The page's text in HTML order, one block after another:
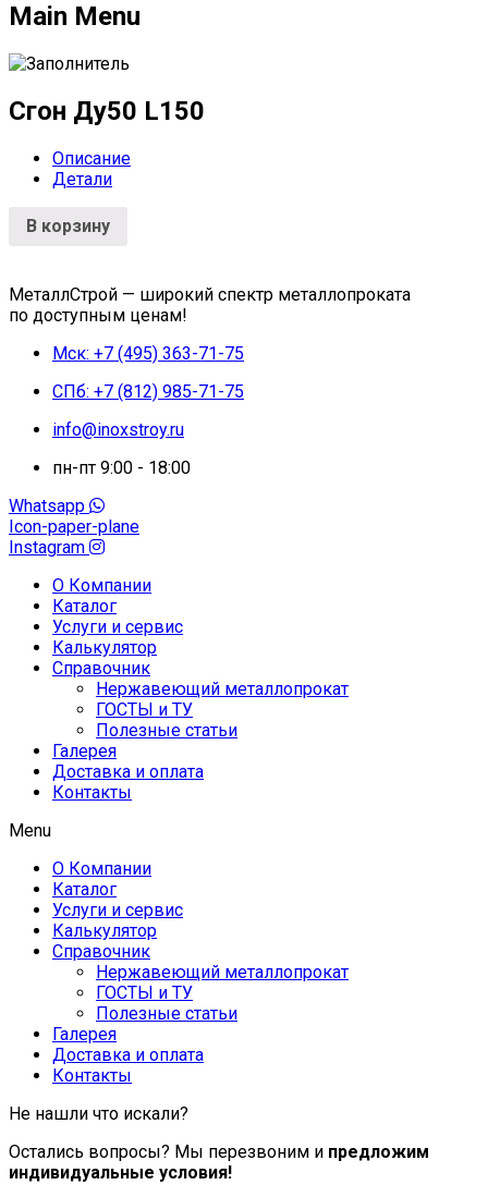
Main Menu
Сгон Ду50 L150
Описание
Детали
В корзину
МеталлСтрой — широкий спектр металлопроката
по доступным ценам!
Мск: +7 (495) 363-71-75
СПб: +7 (812) 985-71-75
info@inoxstroy.ru
пн-пт 9:00 - 18:00
Whatsapp
Icon-paper-plane
Instagram
О Компании
Каталог
Услуги и сервис
Калькулятор
Справочник
Нержавеющий металлопрокат
ГОСТЫ и ТУ
Полезные статьи
Галерея
Доставка и оплата
Контакты
Menu
О Компании
Каталог
Услуги и сервис
Калькулятор
Справочник
Нержавеющий металлопрокат
ГОСТЫ и ТУ
Полезные статьи
Галерея
Доставка и оплата
Контакты
Не нашли что искали?
Остались вопросы? Мы перезвоним и предложим
индивидуальные условия!